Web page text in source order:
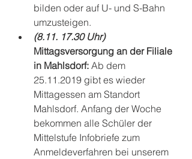
bilden oder auf U- und S-Bahn
umzusteigen.
(8.11. 17.30 Uhr)
Mittagsversorgung an der Filiale
in Mahlsdorf: Ab dem
25.11.2019 gibt es wieder
Mittagessen am Standort
Mahlsdorf. Anfang der Woche
bekommen alle Schüler der
Mittelstufe Infobriefe zum
Anmeldeverfahren bei unserem